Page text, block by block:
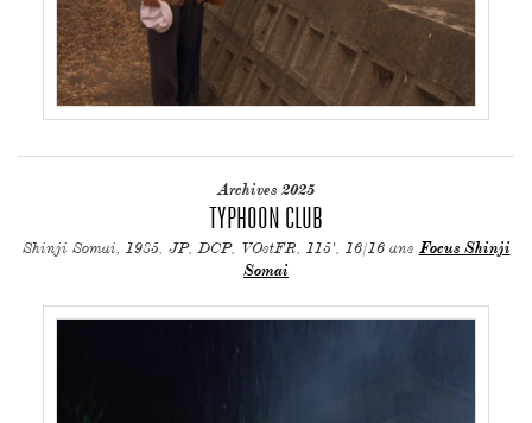
Archives 2025
TYPHOON CLUB
Shinji Somai, 1985, JP, DCP, VOstFR, 115', 16/16 ans Focus Shinji
Somai